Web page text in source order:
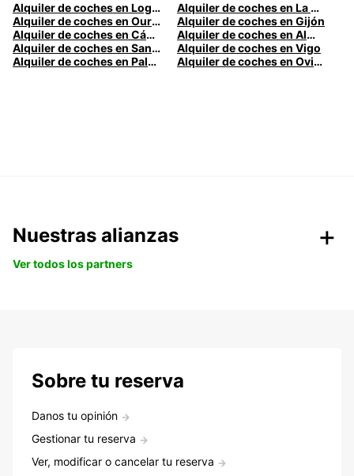
Alquiler de coches en Logroño
Alquiler de coches en La Coruña
Alquiler de coches en Ourense
Alquiler de coches en Gijón
Alquiler de coches en Cádiz
Alquiler de coches en Almería
Alquiler de coches en Santander
Alquiler de coches en Vigo
Alquiler de coches en Palma
Alquiler de coches en Oviedo
Nuestras alianzas
Ver todos los partners
Sobre tu reserva
Danos tu opinión
Gestionar tu reserva
Ver, modificar o cancelar tu reserva